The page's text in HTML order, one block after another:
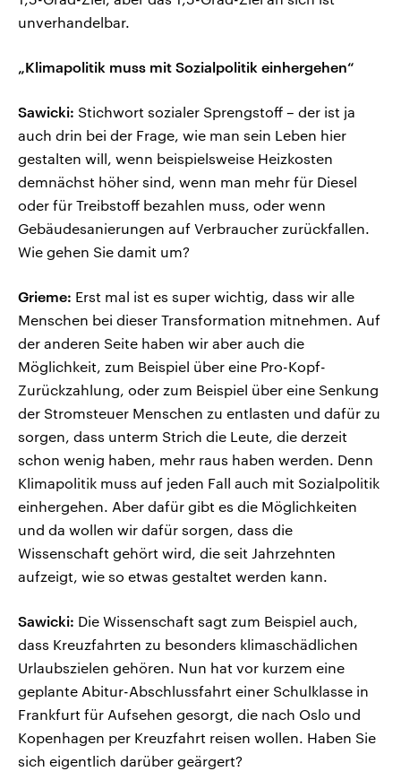
unverhandelbar.
„Klimapolitik muss mit Sozialpolitik einhergehen“
Sawicki: Stichwort sozialer Sprengstoff – der ist ja
auch drin bei der Frage, wie man sein Leben hier
gestalten will, wenn beispielsweise Heizkosten
demnächst höher sind, wenn man mehr für Diesel
oder für Treibstoff bezahlen muss, oder wenn
Gebäudesanierungen auf Verbraucher zurückfallen.
Wie gehen Sie damit um?
Grieme: Erst mal ist es super wichtig, dass wir alle
Menschen bei dieser Transformation mitnehmen. Auf
der anderen Seite haben wir aber auch die
Möglichkeit, zum Beispiel über eine Pro-Kopf-
Zurückzahlung, oder zum Beispiel über eine Senkung
der Stromsteuer Menschen zu entlasten und dafür zu
sorgen, dass unterm Strich die Leute, die derzeit
schon wenig haben, mehr raus haben werden. Denn
Klimapolitik muss auf jeden Fall auch mit Sozialpolitik
einhergehen. Aber dafür gibt es die Möglichkeiten
und da wollen wir dafür sorgen, dass die
Wissenschaft gehört wird, die seit Jahrzehnten
aufzeigt, wie so etwas gestaltet werden kann.
Sawicki: Die Wissenschaft sagt zum Beispiel auch,
dass Kreuzfahrten zu besonders klimaschädlichen
Urlaubszielen gehören. Nun hat vor kurzem eine
geplante Abitur-Abschlussfahrt einer Schulklasse in
Frankfurt für Aufsehen gesorgt, die nach Oslo und
Kopenhagen per Kreuzfahrt reisen wollen. Haben Sie
sich eigentlich darüber geärgert?